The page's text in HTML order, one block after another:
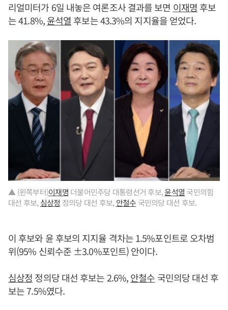
리얼미터가 6일 내놓은 여론조사 결과를 보면 이재명 후보
는 41.8%,윤석열 후보는 43.3%의 지지율을 얻었다.
▲ (왼쪽부터)이재명 더불어민주당 대통령선거 후보,윤석열 국민의힘
대선 후보,심상정 정의당 대선 후보,안철수 국민의당 대선 후보.
이 후보와 윤 후보의 지지율 격차는 1.5%포인트로 오차범
위(95% 신뢰수준 ±3.0%포인트) 안이다.
심상정 정의당 대선 후보는 2.6%,안철수 국민의당 대선 후
보는 7.5%였다.